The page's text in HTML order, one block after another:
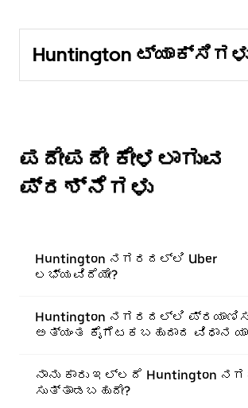
Huntington
ಪದೇಪದೇ ಕೇಳಲಾಗುವ
ಪ್ರಶ್ನೆಗಳು
Huntington ನಗರದಲ್ಲಿ Uber
ಲಭ್ಯವಿದೆಯೇ?
Huntington ನಗರದಲ್ಲಿ
ಅತ್ಯಂತ ಕೈಗೆಟಕಬಹುದಾದ ವಿಧಾನ
ನಾನು ಕಾರು ಇಲ್ಲದೆ Huntington
ಸುತ್ತಾಡಬಹುದೇ?